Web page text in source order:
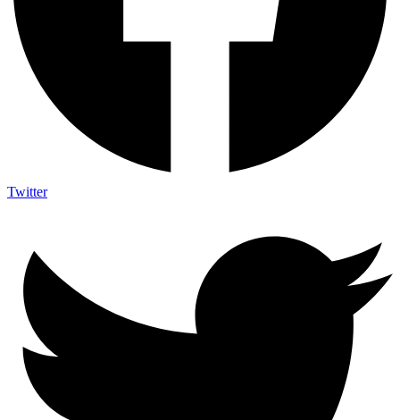
Twitter